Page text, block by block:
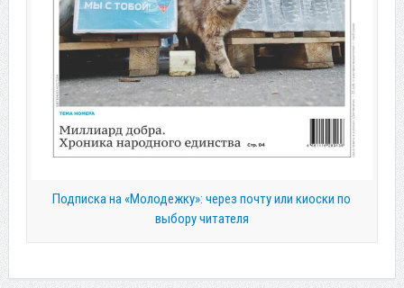
Подписка на «Молодежку»: через почту или киоски по
выбору читателя